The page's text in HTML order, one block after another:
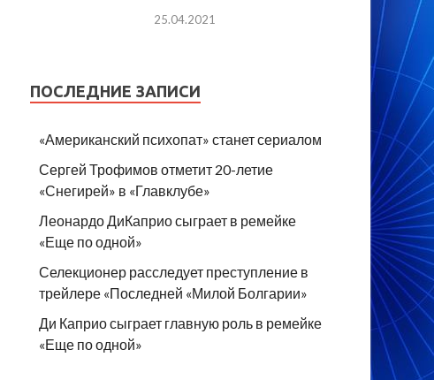
25.04.2021
ПОСЛЕДНИЕ ЗАПИСИ
«Американский психопат» станет сериалом
Сергей Трофимов отметит 20-летие
«Снегирей» в «Главклубе»
Леонардо ДиКаприо сыграет в ремейке
«Еще по одной»
Селекционер расследует преступление в
трейлере «Последней «Милой Болгарии»
Ди Каприо сыграет главную роль в ремейке
«Еще по одной»